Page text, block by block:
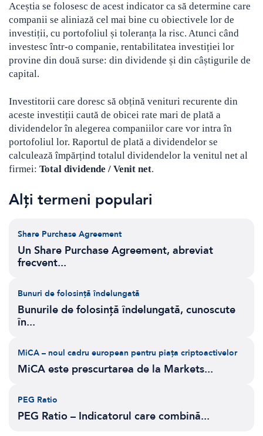
Aceștia se folosesc de acest indicator ca să determine care
companii se aliniază cel mai bine cu obiectivele lor de
investiții, cu portofoliul și toleranța la risc. Atunci când
investesc într-o companie, rentabilitatea investiției lor
provine din două surse: din dividende și din câștigurile de
capital.
Investitorii care doresc să obțină venituri recurente din
aceste investiții caută de obicei rate mari de plată a
dividendelor în alegerea companiilor care vor intra în
portofoliul lor. Raportul de plată a dividendelor se
calculează împărțind totalul dividendelor la venitul net al
firmei: Total dividende / Venit net.
Alți termeni populari
Share Purchase Agreement
Un Share Purchase Agreement, abreviat
frecvent...
Bunuri de folosință îndelungată
Bunurile de folosință îndelungată, cunoscute
în...
MiCA – noul cadru european pentru piața criptoactivelor
MiCA este prescurtarea de la Markets...
PEG Ratio
PEG Ratio – Indicatorul care combină...